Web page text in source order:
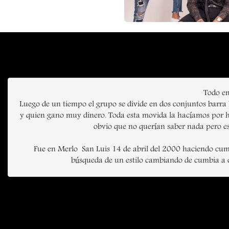
Todo
Luego de un tiempo el grupo se divide en dos conjuntos barra
y quien gano muy dinero. Toda esta movida la hacíamos
obvio que no querían saber nada pero
Fue en Merlo  San Luis 14 de abril del 2000 haciendo
búsqueda de un estilo cambiando de cumbia a